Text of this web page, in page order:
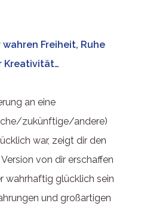
Freiheit, Ruhe
Kreativität…
an eine
zukünftige/andere)
war, zeigt dir den
von dir erschaffen
wahrhaftig glücklich sein
und großartigen